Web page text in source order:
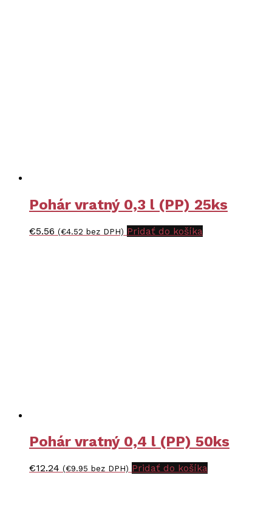
Pohár vratný 0,3 l (PP) 25ks
€5.56 (€4.52 bez DPH) Pridať do košíka
Pohár vratný 0,4 l (PP) 50ks
€12.24 (€9.95 bez DPH) Pridať do košíka